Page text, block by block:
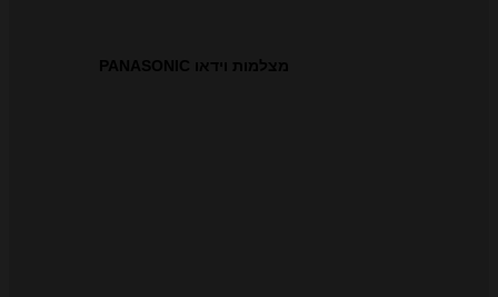
מצלמות וידאו PANASONIC